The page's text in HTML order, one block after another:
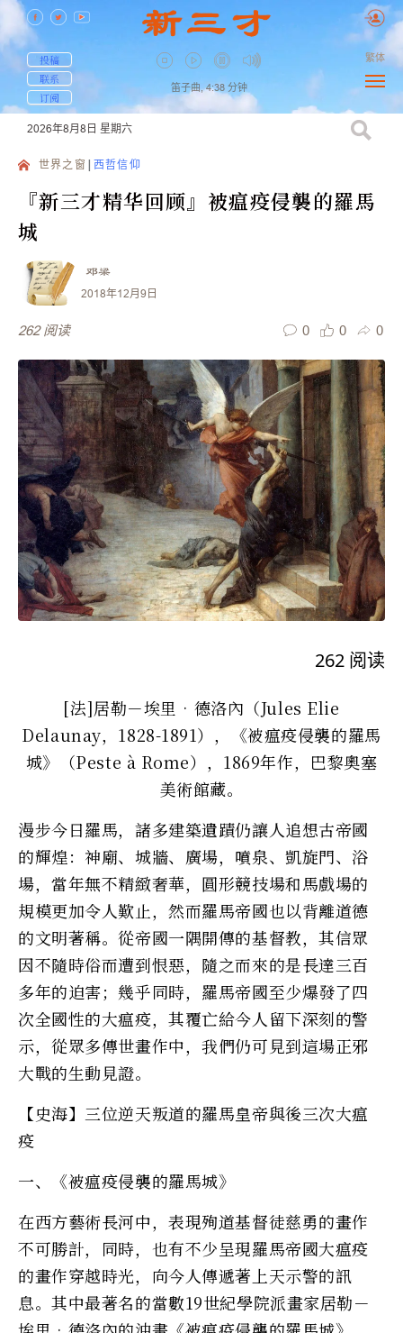
投稿
联系
订阅
笛子曲, 4:38 分钟
繁体
2026年8月8日 星期六
世界之窗 西哲信仰
『新三才精华回顾』被瘟疫侵襲的羅馬
城
邓梁
2018年12月9日
262 阅读 0 0 0
262 阅读
[法]居勒－埃里‧德洛內（Jules Elie
Delaunay，1828-1891），《被瘟疫侵襲的羅馬
城》（Peste à Rome），1869年作，巴黎奧塞
美術館藏。
漫步今日羅馬，諸多建築遺蹟仍讓人追想古帝國
的輝煌：神廟、城牆、廣場，噴泉、凱旋門、浴
場，當年無不精緻奢華，圓形競技場和馬戲場的
規模更加令人歎止，然而羅馬帝國也以背離道德
的文明著稱。從帝國一隅開傳的基督教，其信眾
因不隨時俗而遭到恨惡，隨之而來的是長達三百
多年的迫害；幾乎同時，羅馬帝國至少爆發了四
次全國性的大瘟疫，其覆亡給今人留下深刻的警
示，從眾多傳世畫作中，我們仍可見到這場正邪
大戰的生動見證。
【史海】三位逆天叛道的羅馬皇帝與後三次大瘟
疫
一、《被瘟疫侵襲的羅馬城》
在西方藝術長河中，表現殉道基督徒慈勇的畫作
不可勝計，同時，也有不少呈現羅馬帝國大瘟疫
的畫作穿越時光，向今人傳遞著上天示警的訊
息。其中最著名的當數19世紀學院派畫家居勒－